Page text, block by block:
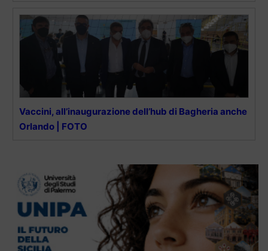
Vaccini, all’inaugurazione dell’hub di Bagheria anche
Orlando | FOTO